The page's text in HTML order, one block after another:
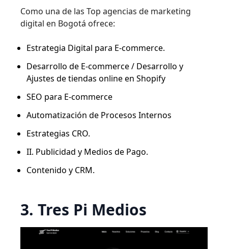
Como una de las Top agencias de marketing
digital en Bogotá ofrece:
Estrategia Digital para E-commerce.
Desarrollo de E-commerce / Desarrollo y
Ajustes de tiendas online en Shopify
SEO para E-commerce
Automatización de Procesos Internos
Estrategias CRO.
II. Publicidad y Medios de Pago.
Contenido y CRM.
3. Tres Pi Medios